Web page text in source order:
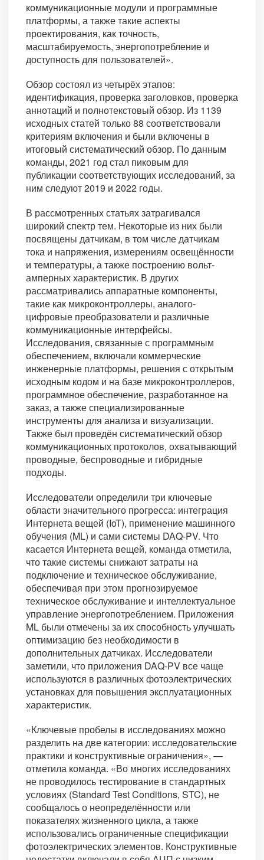
коммуникационные модули и программные
платформы, а также такие аспекты
проектирования, как точность,
масштабируемость, энергопотребление и
доступность для пользователей».
Обзор состоял из четырёх этапов:
идентификация, проверка заголовков, проверка
аннотаций и полнотекстовый обзор. Из 1139
исходных статей только 88 соответствовали
критериям включения и были включены в
итоговый систематический обзор. По данным
команды, 2021 год стал пиковым для
публикации соответствующих исследований, за
ним следуют 2019 и 2022 годы.
В рассмотренных статьях затрагивался
широкий спектр тем. Некоторые из них были
посвящены датчикам, в том числе датчикам
тока и напряжения, измерениям освещённости
и температуры, а также построению вольт-
амперных характеристик. В других
рассматривались аппаратные компоненты,
такие как микроконтроллеры, аналого-
цифровые преобразователи и различные
коммуникационные интерфейсы.
Исследования, связанные с программным
обеспечением, включали коммерческие
инженерные платформы, решения с открытым
исходным кодом и на базе микроконтроллеров,
программное обеспечение, разработанное на
заказ, а также специализированные
инструменты для анализа и визуализации.
Также был проведён систематический обзор
коммуникационных протоколов, охватывающий
проводные, беспроводные и гибридные
подходы.
Исследователи определили три ключевые
области значительного прогресса: интеграция
Интернета вещей (IoT), применение машинного
обучения (ML) и сами системы DAQ-PV. Что
касается Интернета вещей, команда отметила,
что такие системы снижают затраты на
подключение и техническое обслуживание,
обеспечивая при этом прогнозируемое
техническое обслуживание и интеллектуальное
управление энергопотреблением. Приложения
ML были отмечены за их способность улучшать
оптимизацию без необходимости в
дополнительных датчиках. Исследователи
заметили, что приложения DAQ-PV все чаще
используются в различных фотоэлектрических
установках для повышения эксплуатационных
характеристик.
«Ключевые пробелы в исследованиях можно
разделить на две категории: исследовательские
практики и конструктивные ограничения», —
отметила команда. «Во многих исследованиях
не проводилось тестирование в стандартных
условиях (Standard Test Conditions, STC), не
сообщалось о неопределённости или
показателях жизненного цикла, а также
использовались ограниченные спецификации
фотоэлектрических элементов. Конструктивные